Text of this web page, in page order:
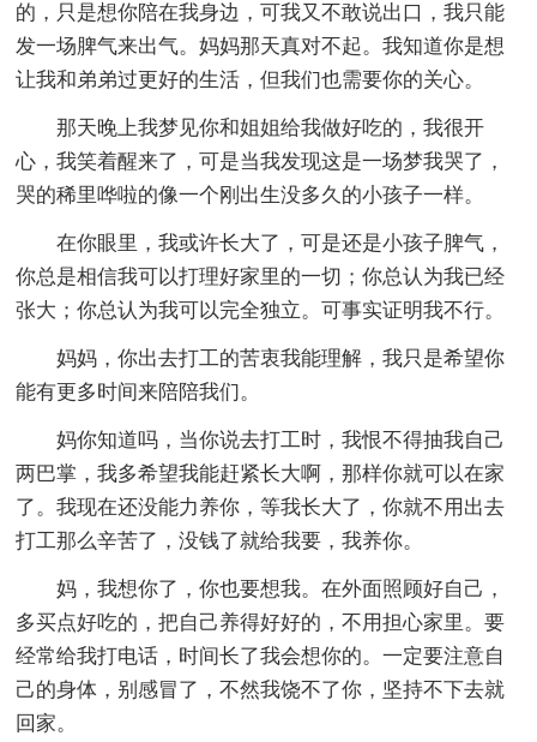
的，只是想你陪在我身边，可我又不敢说出口，我只能
发一场脾气来出气。妈妈那天真对不起。我知道你是想
让我和弟弟过更好的生活，但我们也需要你的关心。
那天晚上我梦见你和姐姐给我做好吃的，我很开
心，我笑着醒来了，可是当我发现这是一场梦我哭了，
哭的稀里哗啦的像一个刚出生没多久的小孩子一样。
在你眼里，我或许长大了，可是还是小孩子脾气，
你总是相信我可以打理好家里的一切；你总认为我已经
张大；你总认为我可以完全独立。可事实证明我不行。
妈妈，你出去打工的苦衷我能理解，我只是希望你
能有更多时间来陪陪我们。
妈你知道吗，当你说去打工时，我恨不得抽我自己
两巴掌，我多希望我能赶紧长大啊，那样你就可以在家
了。我现在还没能力养你，等我长大了，你就不用出去
打工那么辛苦了，没钱了就给我要，我养你。
妈，我想你了，你也要想我。在外面照顾好自己，
多买点好吃的，把自己养得好好的，不用担心家里。要
经常给我打电话，时间长了我会想你的。一定要注意自
己的身体，别感冒了，不然我饶不了你，坚持不下去就
回家。